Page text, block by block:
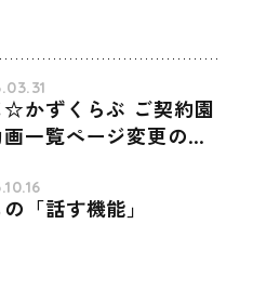
☆かずくらぶ ご契約園
一覧ぺージ変更のお
「話す機能」